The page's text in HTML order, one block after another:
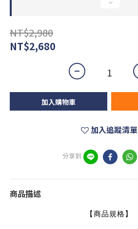
NT$2,980
NT$2,680
加入購物車
加入追蹤清單
分享到
商品描述
【商品規格】